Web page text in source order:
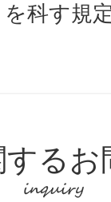
を科す規
るお